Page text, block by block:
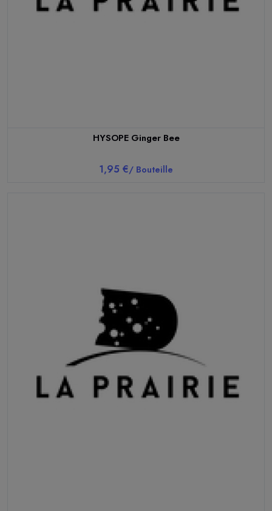
HYSOPE Ginger Bee
1,95 €/ Bouteille